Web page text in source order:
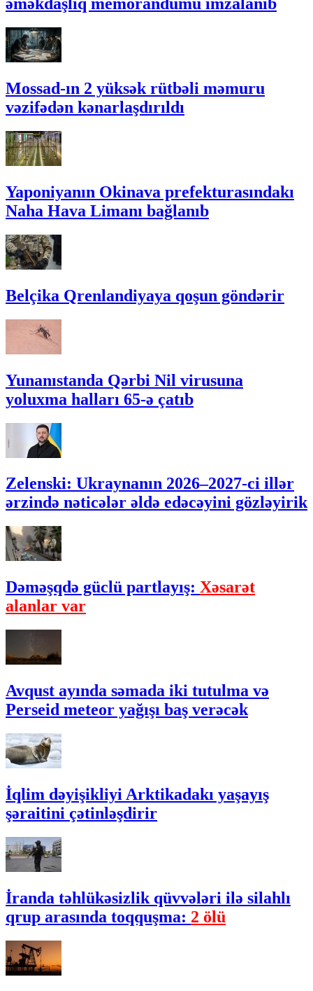
əməkdaşlıq memorandumu imzalanıb
Mossad-ın 2 yüksək rütbəli məmuru
vəzifədən kənarlaşdırıldı
Yaponiyanın Okinava prefekturasındakı
Naha Hava Limanı bağlanıb
Belçika Qrenlandiyaya qoşun göndərir
Yunanıstanda Qərbi Nil virusuna
yoluxma halları 65-ə çatıb
Zelenski: Ukraynanın 2026–2027-ci illər
ərzində nəticələr əldə edəcəyini gözləyirik
Dəməşqdə güclü partlayış: Xəsarət
alanlar var
Avqust ayında səmada iki tutulma və
Perseid meteor yağışı baş verəcək
İqlim dəyişikliyi Arktikadakı yaşayış
şəraitini çətinləşdirir
İranda təhlükəsizlik qüvvələri ilə silahlı
qrup arasında toqquşma: 2 ölü